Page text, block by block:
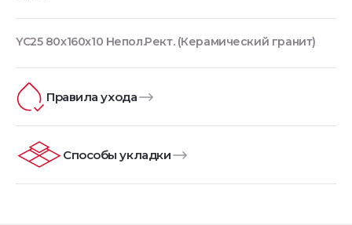
YC25 80x160x10 Непол.Рект. (Керамический гранит)
Правила ухода
Способы укладки